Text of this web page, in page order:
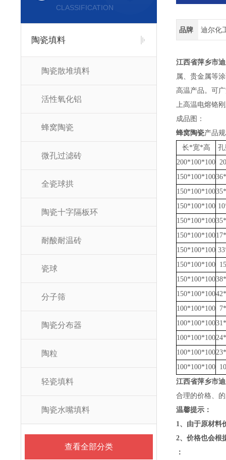
CLASSIFICATION
陶瓷填料
陶瓷散堆填料
活性氧化铝
蜂窝陶瓷
微孔过滤砖
全瓷球拱
陶瓷十字隔板环
耐酸耐温砖
瓷球
分子筛
陶瓷分布器
陶粒
轻瓷填料
陶瓷水嘴填料
查看全部分类
品牌 迪尔化
江西省萍乡市
属、贵金属等
高温产品。可
上高温电熔铬
成品图：
蜂窝陶瓷产品
长*宽*高
200*100*100
150*100*100
150*100*100
150*100*100
150*100*100
150*100*100
150*100*100
150*100*100
150*100*100
150*100*100
100*100*100
100*100*100
100*100*100
100*100*100
100*100*100
江西省萍乡市
合理的价格、
温馨提示：
1、由于原材料
2、价格也会根
：